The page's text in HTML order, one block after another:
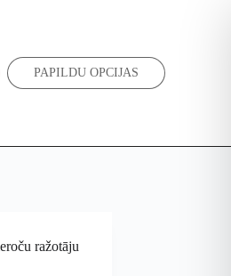
ražotāju
PAPILDU OPCIJAS